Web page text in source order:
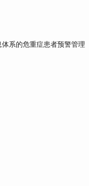
体系的危重症患者预警管理